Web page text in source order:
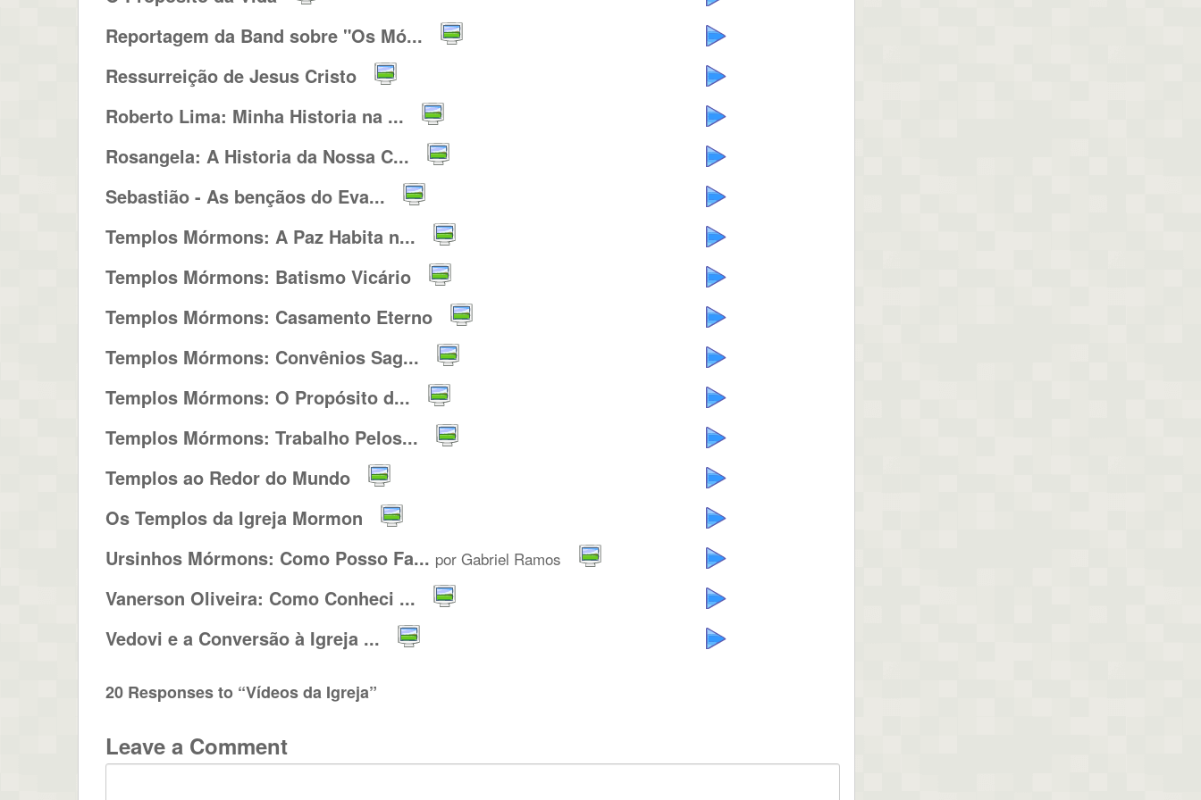
Reportagem da Band sobre "Os Mó...
Ressurreição de Jesus Cristo
Roberto Lima: Minha Historia na ...
Rosangela: A Historia da Nossa C...
Sebastião - As bençãos do Eva...
Templos Mórmons: A Paz Habita n...
Templos Mórmons: Batismo Vicário
Templos Mórmons: Casamento Eterno
Templos Mórmons: Convênios Sag...
Templos Mórmons: O Propósito d...
Templos Mórmons: Trabalho Pelos...
Templos ao Redor do Mundo
Os Templos da Igreja Mormon
Ursinhos Mórmons: Como Posso Fa... por Gabriel Ramos
Vanerson Oliveira: Como Conheci ...
Vedovi e a Conversão à Igreja ...
20 Responses to “Vídeos da Igreja”
Leave a Comment